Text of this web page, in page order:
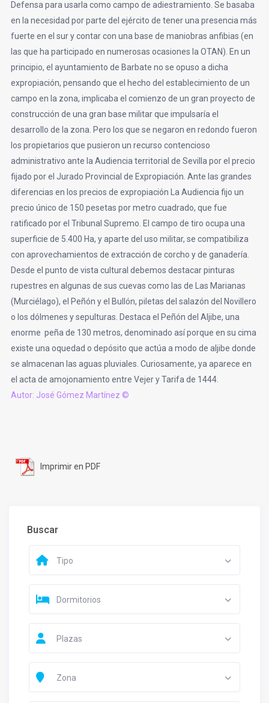
Defensa para usarla como campo de adiestramiento. Se basaba
en la necesidad por parte del ejército de tener una presencia más
fuerte en el sur y contar con una base de maniobras anfibias (en
las que ha participado en numerosas ocasiones la OTAN). En un
principio, el ayuntamiento de Barbate no se opuso a dicha
expropiación, pensando que el hecho del establecimiento de un
campo en la zona, implicaba el comienzo de un gran proyecto de
construcción de una gran base militar que impulsaría el
desarrollo de la zona. Pero los que se negaron en redondo fueron
los propietarios que pusieron un recurso contencioso
administrativo ante la Audiencia territorial de Sevilla por el precio
fijado por el Jurado Provincial de Expropiación. Ante las grandes
diferencias en los precios de expropiación La Audiencia fijo un
precio único de 150 pesetas por metro cuadrado, que fue
ratificado por el Tribunal Supremo. El campo de tiro ocupa una
superficie de 5.400 Ha, y aparte del uso militar, se compatibiliza
con aprovechamientos de extracción de corcho y de ganadería.
Desde el punto de vista cultural debemos destacar pinturas
rupestres en algunas de sus cuevas como las de Las Marianas
(Murciélago), el Peñón y el Bullón, piletas del salazón del Novillero
o los dólmenes y sepulturas. Destaca el Peñón del Aljibe, una
enorme peña de 130 metros, denominado así porque en su cima
existe una oquedad o depósito que actúa a modo de aljibe donde
se almacenan las aguas pluviales. Curiosamente, ya aparece en
el acta de amojonamiento entre Vejer y Tarifa de 1444.
Autor: José Gómez Martínez ©
Imprimir en PDF
Buscar
Tipo
Dormitorios
Plazas
Zona